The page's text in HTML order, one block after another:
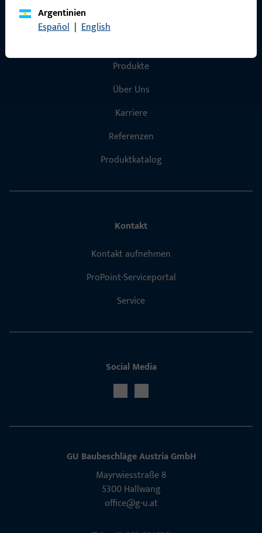
Argentinien
Español | English
Produkte
Über Uns
Karriere
Referenzen
Produktkatalog
Kontakt
Kontakt aufnehmen
ProPoint-Serviceportal
Service
Social Media
GU Baubeschläge Aus­tria GmbH
Mayrwies­straße 8
5300 Hall­wang
office@g-u.at